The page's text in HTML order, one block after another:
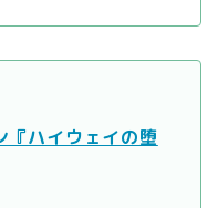
『ハイウェイの堕